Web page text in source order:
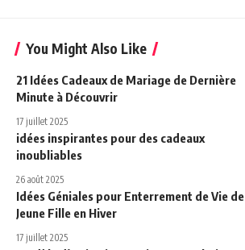
You Might Also Like
21 Idées Cadeaux de Mariage de Dernière
Minute à Découvrir
17 juillet 2025
idées inspirantes pour des cadeaux
inoubliables
26 août 2025
Idées Géniales pour Enterrement de Vie de
Jeune Fille en Hiver
17 juillet 2025